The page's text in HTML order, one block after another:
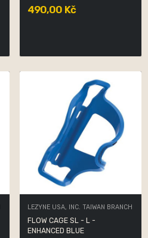
490,00 Kč
LEZYNE USA, INC. TAIWAN BRANCH
FLOW CAGE SL - L -
ENHANCED BLUE